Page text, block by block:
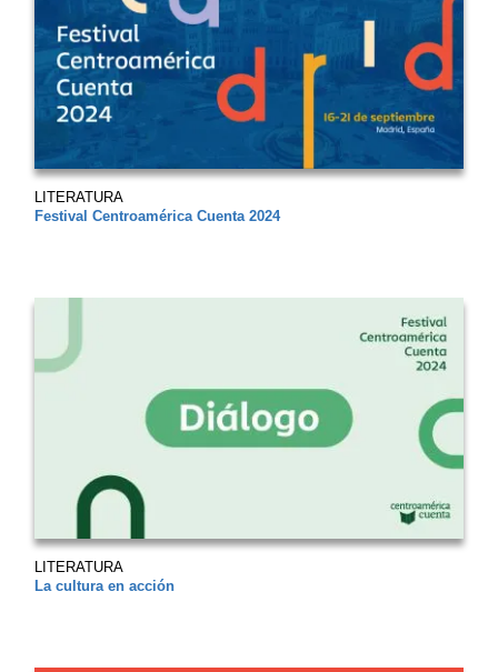
LITERATURA
Festival Centroamérica Cuenta 2024
LITERATURA
La cultura en acción